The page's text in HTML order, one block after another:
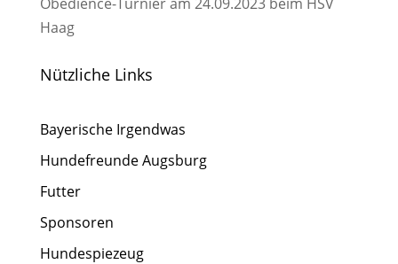
Haag
Nützliche Links
Bayerische Irgendwas
Hundefreunde Augsburg
Futter
Sponsoren
Hundespiezeug